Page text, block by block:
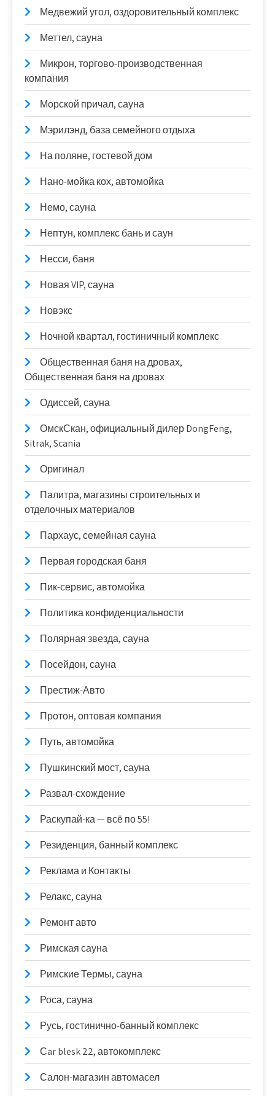
Медвежий угол, оздоровительный комплекс
Меттел, сауна
Микрон, торгово-производственная
компания
Морской причал, сауна
Мэрилэнд, база семейного отдыха
На поляне, гостевой дом
Нано-мойка кох, автомойка
Немо, сауна
Нептун, комплекс бань и саун
Несси, баня
Новая VIP, сауна
Новэкс
Ночной квартал, гостиничный комплекс
Общественная баня на дровах,
Общественная баня на дровах
Одиссей, сауна
ОмскСкан, официальный дилер DongFeng,
Sitrak, Scania
Оригинал
Палитра, магазины строительных и
отделочных материалов
Пархаус, семейная сауна
Первая городская баня
Пик-сервис, автомойка
Политика конфиденциальности
Полярная звезда, сауна
Посейдон, сауна
Престиж-Авто
Протон, оптовая компания
Путь, автомойка
Пушкинский мост, сауна
Развал-схождение
Раскупай-ка — всё по 55!
Резиденция, банный комплекс
Реклама и Контакты
Релакс, сауна
Ремонт авто
Римская сауна
Римские Термы, сауна
Роса, сауна
Русь, гостинично-банный комплекс
Сar blesk 22, автокомплекс
Салон-магазин автомасел